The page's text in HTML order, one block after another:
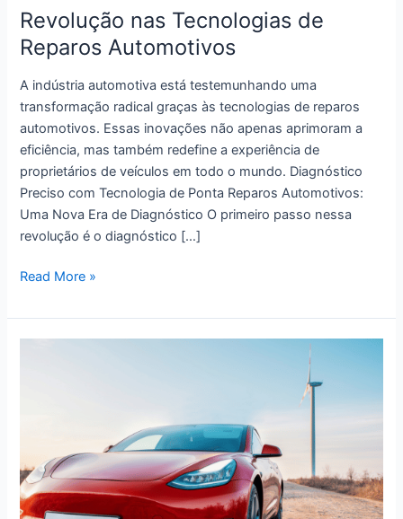
Revolução nas Tecnologias de
Reparos Automotivos
A indústria automotiva está testemunhando uma
transformação radical graças às tecnologias de reparos
automotivos. Essas inovações não apenas aprimoram a
eficiência, mas também redefine a experiência de
proprietários de veículos em todo o mundo. Diagnóstico
Preciso com Tecnologia de Ponta Reparos Automotivos:
Uma Nova Era de Diagnóstico O primeiro passo nessa
revolução é o diagnóstico […]
Revolução
Tecnologias
de
Read More »